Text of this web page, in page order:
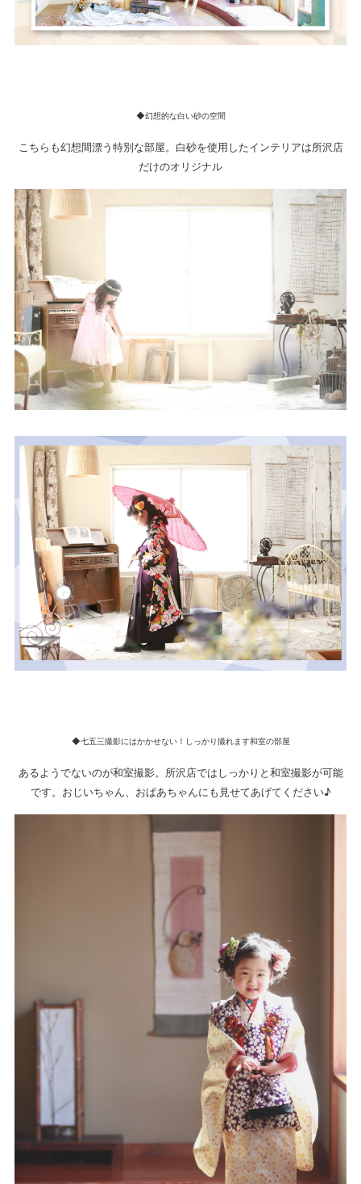
◆幻想的な白い砂の空間
こちらも幻想間漂う特別な部屋。白砂を使用したインテリアは所沢店
だけのオリジナル
◆七五三撮影にはかかせない！しっかり撮れます和室の部屋
あるようでないのが和室撮影。所沢店ではしっかりと和室撮影が可能
です。おじいちゃん、おばあちゃんにも見せてあげてください♪